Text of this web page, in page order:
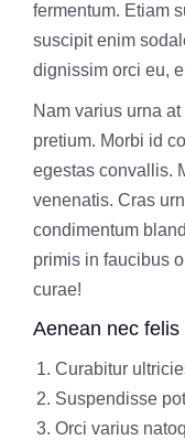
fermentum. Etiam
suscipit enim
dignissim orci eu,
Nam varius urna
pretium. Morbi id
egestas convallis.
venenatis. Cras
condimentum
primis in faucibus
curae!
Aenean nec felis
Curabitur
Suspendisse
Orci varius